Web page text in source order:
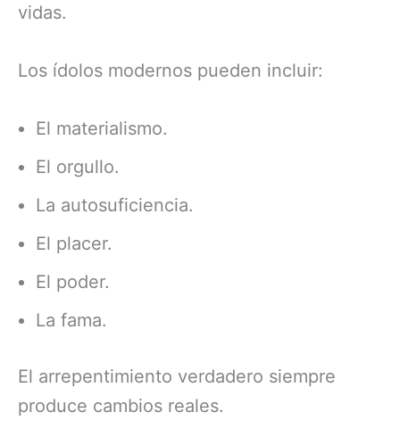
vidas.
Los ídolos modernos pueden incluir:
El materialismo.
El orgullo.
La autosuficiencia.
El placer.
El poder.
La fama.
El arrepentimiento verdadero siempre
produce cambios reales.